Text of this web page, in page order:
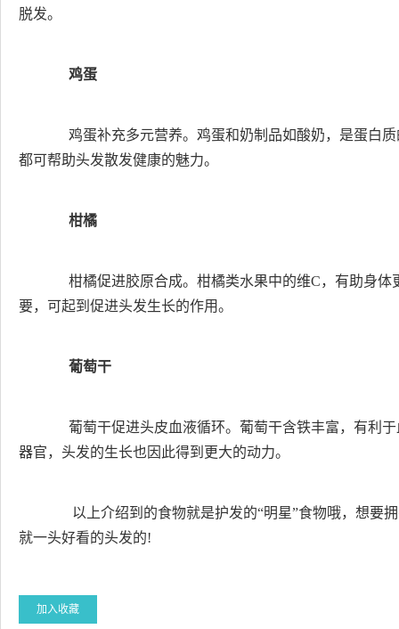
脱发。
鸡蛋
鸡蛋补充多元营养。鸡蛋和奶制品如酸奶，是蛋白
都可帮助头发散发健康的魅力。
柑橘
柑橘促进胶原合成。柑橘类水果中的维C，有助身体
要，可起到促进头发生长的作用。
葡萄干
葡萄干促进头皮血液循环。葡萄干含铁丰富，有利
器官，头发的生长也因此得到更大的动力。
以上介绍到的食物就是护发的“明星”食物哦，想要
就一头好看的头发的!
加入收藏